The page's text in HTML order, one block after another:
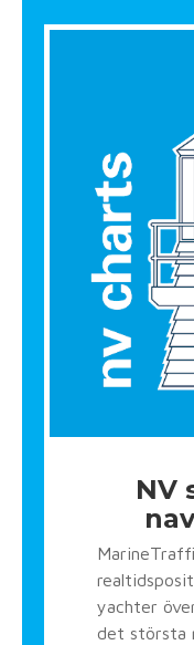
NV
yachter
det största